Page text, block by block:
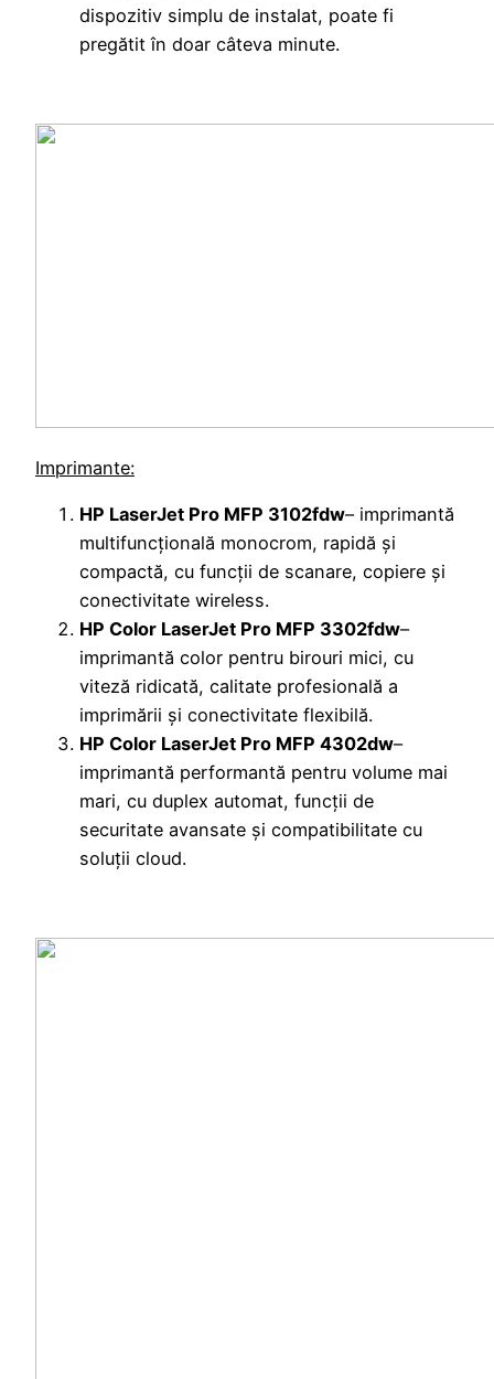
dispozitiv simplu de instalat, poate fi
pregătit în doar câteva minute.
Imprimante:
HP LaserJet Pro MFP 3102fdw– imprimantă
multifuncțională monocrom, rapidă și
compactă, cu funcții de scanare, copiere și
conectivitate wireless.
HP Color LaserJet Pro MFP 3302fdw–
imprimantă color pentru birouri mici, cu
viteză ridicată, calitate profesională a
imprimării și conectivitate flexibilă.
HP Color LaserJet Pro MFP 4302dw–
imprimantă performantă pentru volume mai
mari, cu duplex automat, funcții de
securitate avansate și compatibilitate cu
soluții cloud.